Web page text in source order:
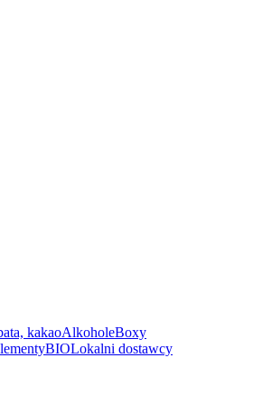
kakaoAlkoholeBoxy
BIOLokalni dostawcy